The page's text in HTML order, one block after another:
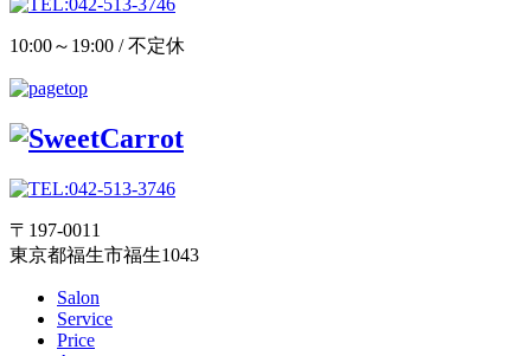
10:00～19:00 / 不定休
〒197-0011
東京都福生市福生1043
Salon
Service
Price